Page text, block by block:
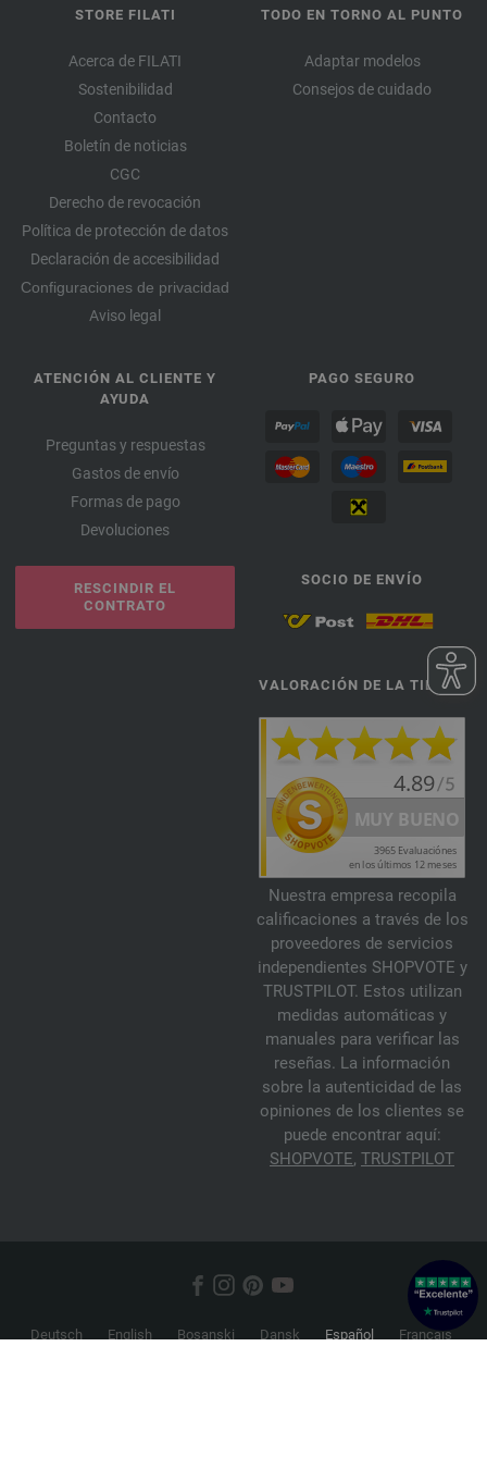
STORE FILATI
Acerca de FILATI
Sostenibilidad
Contacto
Boletín de noticias
CGC
Derecho de revocación
Política de protección de datos
Declaración de accesibilidad
Configuraciones de privacidad
Aviso legal
TODO EN TORNO AL PUNTO
Adaptar modelos
Consejos de cuidado
ATENCIÓN AL CLIENTE Y
AYUDA
Preguntas y respuestas
Gastos de envío
Formas de pago
Devoluciones
RESCINDIR EL
CONTRATO
PAGO SEGURO
SOCIO DE ENVÍO
VALORACIÓN DE LA TIENDA
Nuestra empresa recopila
calificaciones a través de los
proveedores de servicios
independientes SHOPVOTE y
TRUSTPILOT. Estos utilizan
medidas automáticas y
manuales para verificar las
reseñas. La información
sobre la autenticidad de las
opiniones de los clientes se
puede encontrar aquí:
SHOPVOTE, TRUSTPILOT
Deutsch English Bosanski Dansk Español
Français